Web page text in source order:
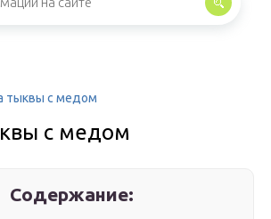
тыквы с медом
с медом
Содержание: